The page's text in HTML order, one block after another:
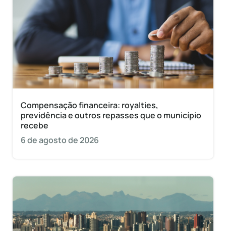
Compensação financeira: royalties,
previdência e outros repasses que o município
recebe
6 de agosto de 2026